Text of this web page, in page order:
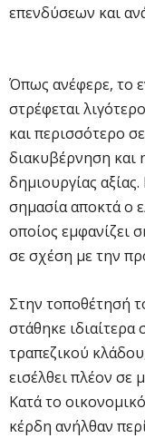
επενδύσεων και
Όπως ανέφερε, το
στρέφεται
και περισσότερο
διακυβέρνηση και
δημιουργίας
σημασία αποκτά ο
οποίος εμφανίζει
σε σχέση με την
Στην τοποθέτησή
στάθηκε ιδιαίτερα
τραπεζικού
εισέλθει πλέον σε
Κατά το
κέρδη ανήλθαν